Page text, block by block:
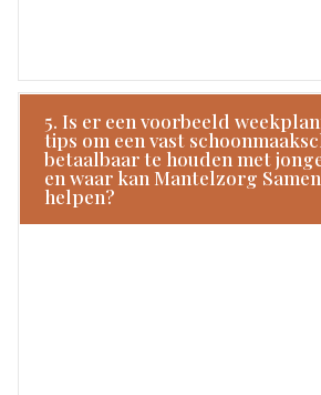
5. Is er een voorbeeld
tips om een vast
betaalbaar te houden met
en waar kan Mantelzorg
helpen?